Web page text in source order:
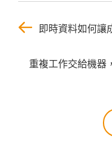
即時資料如何讓
重複工作交給機器